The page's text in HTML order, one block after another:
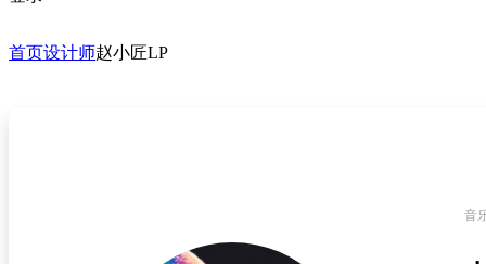
首页设计师赵小匠LP
音